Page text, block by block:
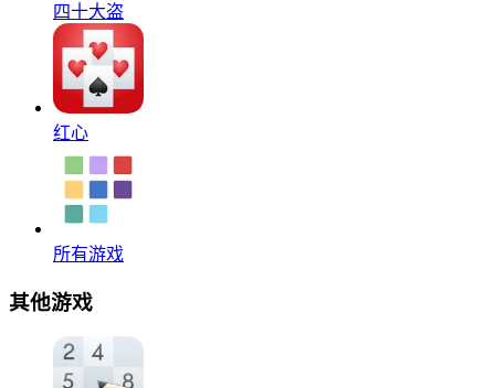
四十大盗
红心
所有游戏
其他游戏